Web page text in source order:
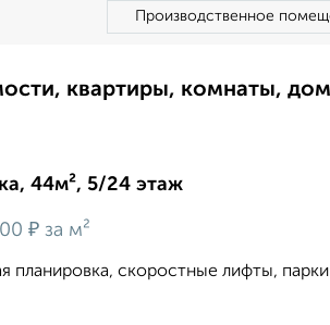
Производственное
квартиры, комнаты,
44м², 5/24 этаж
₽ за м²
планировка, скоростные лифты,